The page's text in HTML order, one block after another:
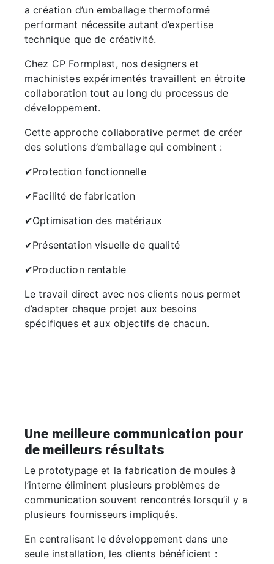
a création d’un emballage thermoformé
performant nécessite autant d’expertise
technique que de créativité.
Chez CP Formplast, nos designers et
machinistes expérimentés travaillent en étroite
collaboration tout au long du processus de
développement.
Cette approche collaborative permet de créer
des solutions d’emballage qui combinent :
✔Protection fonctionnelle
✔Facilité de fabrication
✔Optimisation des matériaux
✔Présentation visuelle de qualité
✔Production rentable
Le travail direct avec nos clients nous permet
d’adapter chaque projet aux besoins
spécifiques et aux objectifs de chacun.
Une meilleure communication pour
de meilleurs résultats
Le prototypage et la fabrication de moules à
l’interne éliminent plusieurs problèmes de
communication souvent rencontrés lorsqu’il y a
plusieurs fournisseurs impliqués.
En centralisant le développement dans une
seule installation, les clients bénéficient :